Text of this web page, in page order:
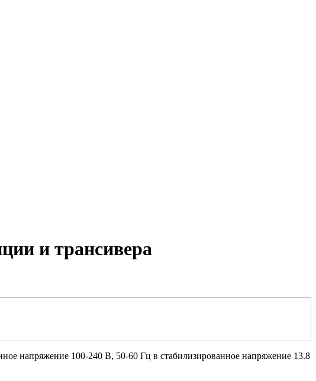
и трансивера
напряжение 100-240 В, 50-60 Гц в стабилизированное напряжение 13.8